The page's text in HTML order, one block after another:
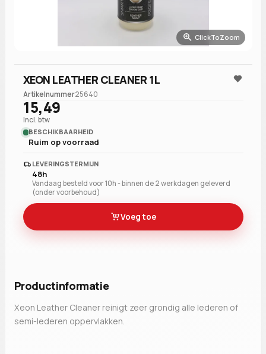
ClickToZoom
XEON LEATHER CLEANER 1L
Artikelnummer25640
15,49
Incl. btw
BESCHIKBAARHEID
Ruim op voorraad
LEVERINGSTERMIJN
48h
Vandaag besteld voor 10h - binnen de 2 werkdagen geleverd
(onder voorbehoud)
Voeg toe
Productinformatie
Xeon Leather Cleaner reinigt zeer grondig alle lederen of
semi-lederen oppervlakken.